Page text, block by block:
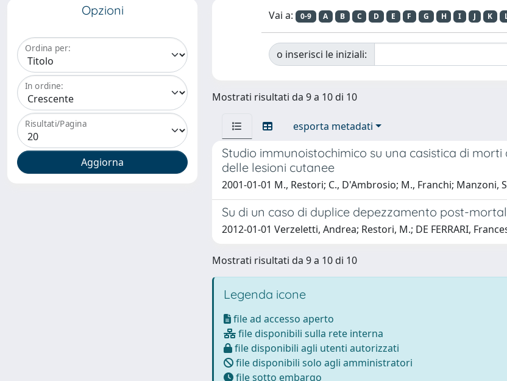
Opzioni
Ordina per:
In ordine:
Risultati/Pagina
Vai a: 0-9 A B C D E F G H I J K
o inserisci le iniziali:
Mostrati risultati da 9 a 10 di 10
esporta metadati
Studio immunoistochimico su una casistica di
delle lesioni cutanee
2001-01-01 M., Restori; C., D'Ambrosio; M., Franchi; Manzoni,
Su di un caso di duplice depezzamento post-
2012-01-01 Verzeletti, Andrea; Restori, M.; DE FERRARI,
Mostrati risultati da 9 a 10 di 10
Legenda icone
file ad accesso aperto
file disponibili sulla rete interna
file disponibili agli utenti autorizzati
file disponibili solo agli amministratori
file sotto embargo